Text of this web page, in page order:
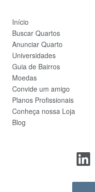
Início
Buscar Quartos
Anunciar Quarto
Universidades
Guia de Bairros
Moedas
Convide um amigo
Planos Profissionais
Conheça nossa Loja
Blog